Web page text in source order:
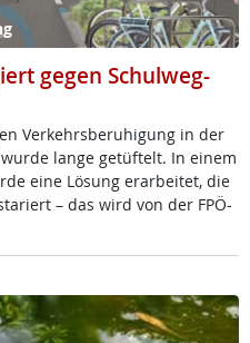
gegen Schulweg-
Ver­kehrs­be­ru­hi­gung in der
lan­ge ge­tüf­telt. In ei­nem
ei­ne Lö­sung er­ar­bei­tet, die
– das wird von der FPÖ-